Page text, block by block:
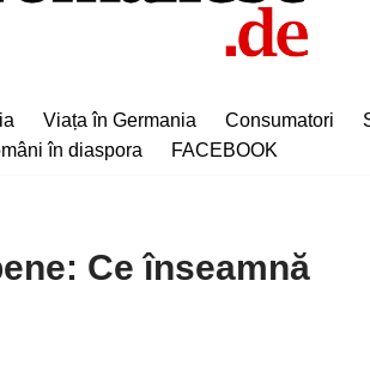
Viața în Germania Consumatori
în diaspora FACEBOOK
Ce înseamnă